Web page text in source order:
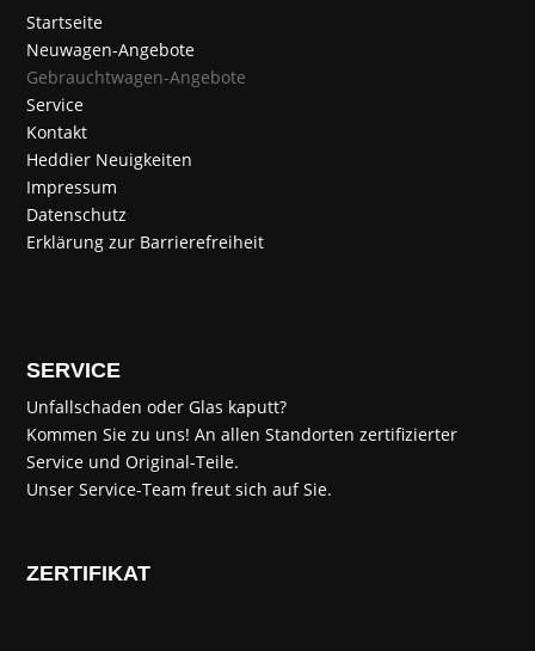
Startseite
Neuwagen-Angebote
Gebrauchtwagen-Angebote
Service
Kontakt
Heddier Neuigkeiten
Impressum
Datenschutz
Erklärung zur Barrierefreiheit
SERVICE
Unfallschaden oder Glas kaputt?
Kommen Sie zu uns! An allen Standorten zertifizierter
Service und Original-Teile.
Unser Service-Team freut sich auf Sie.
ZERTIFIKAT